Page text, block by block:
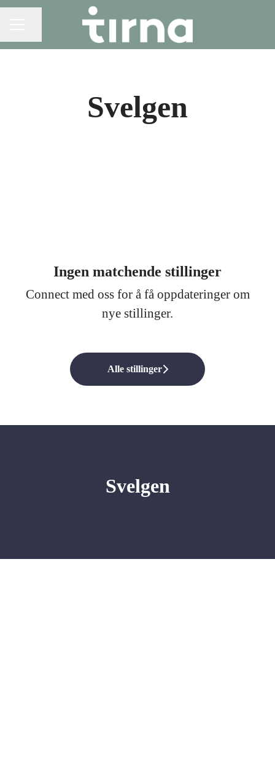
Svelgen
Ingen matchende stillinger
Connect med ossfor å få oppdateringer om
nye stillinger.
Alle stillinger
Svelgen